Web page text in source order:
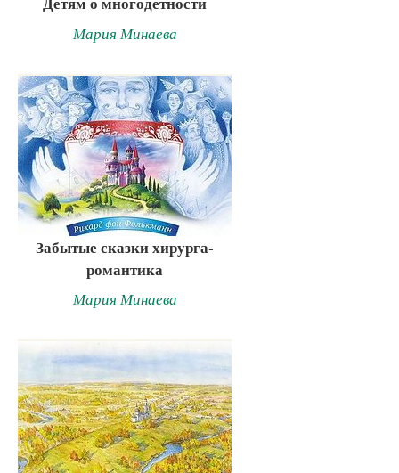
Мария Минаева
Забытые сказки хирурга-
романтика
Мария Минаева